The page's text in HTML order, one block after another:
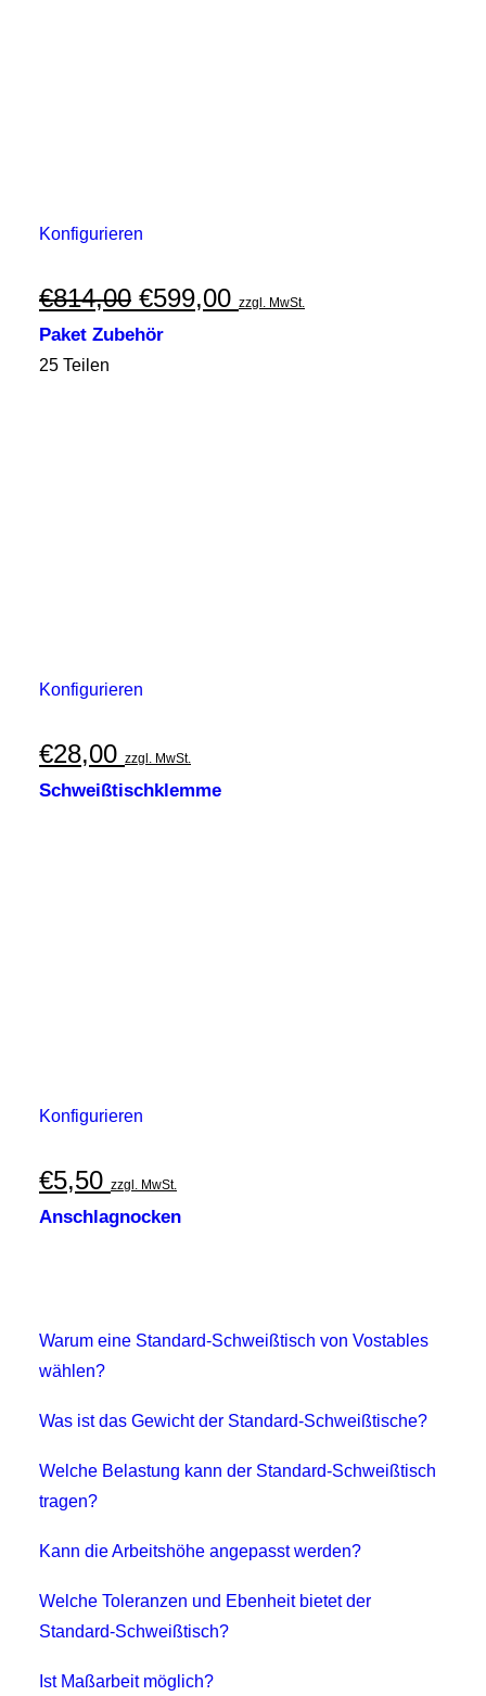
Konfigurieren
€814,00 Ursprünglicher
Preis
€599,00Aktueller
zzgl. MwSt.
Paket Zubehör
25 Teilen
Konfigurieren
€28,00 zzgl. MwSt.
Schweißtischklemme
Konfigurieren
€5,50 zzgl. MwSt.
Anschlagnocken
Warum eine Standard-Schweißtisch von Vostables
wählen?
Was ist das Gewicht der Standard-Schweißtische?
Welche Belastung kann der Standard-Schweißtisch
tragen?
Kann die Arbeitshöhe angepasst werden?
Welche Toleranzen und Ebenheit bietet der
Standard-Schweißtisch?
Ist Maßarbeit möglich?